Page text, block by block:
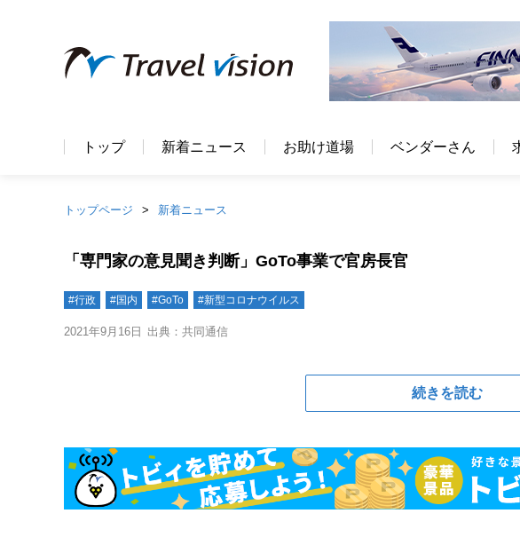
トップ 新着ニュース お助け道場 ベンダーさん
トップページ 新着ニュース
「専門家の意見聞き判断」GoTo事業で官房長官
#行政 #国内 #GoTo #新型コロナウイルス
2021年9月16日 出典：共同通信
続きを読む